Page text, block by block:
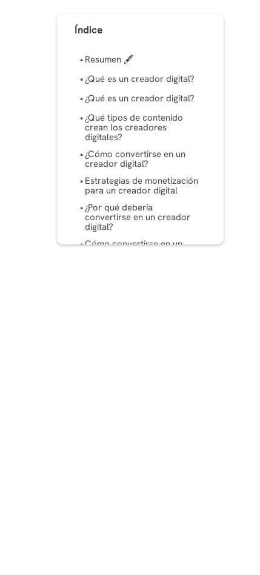
Índice
Resumen 🖋
¿Qué es un creador digital?
¿Qué es un creador digital?
¿Qué tipos de contenido
crean los creadores
digitales?
¿Cómo convertirse en un
creador digital?
Estrategias de monetización
para un creador digital
¿Por qué debería
convertirse en un creador
digital?
Cómo convertirse en un